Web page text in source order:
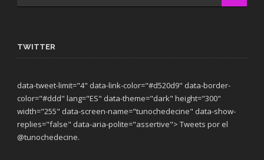
TWITTER
data-tweet-limit="4" data-link-color="#d520d9" data-border-
color="#ddd" lang="ES" data-theme="dark" height="300"
width="255" data-screen-name="tunochedecine" data-show-
replies="false" data-aria-polite="assertive"> Tweets por el
@tunochedecine.